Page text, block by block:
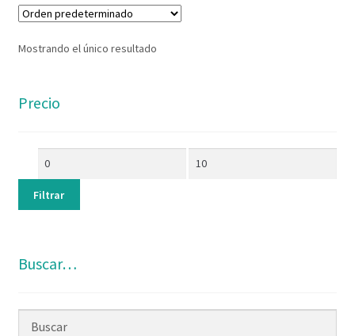
Mostrando el único resultado
Precio
Filtrar
Buscar…